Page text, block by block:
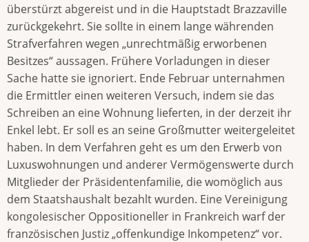
überstürzt abgereist und in die Hauptstadt Brazzaville
zurückgekehrt. Sie sollte in einem lange währenden
Strafverfahren wegen „unrechtmäßig erworbenen
Besitzes“ aussagen. Frühere Vorladungen in dieser
Sache hatte sie ignoriert. Ende Februar unternahmen
die Ermittler einen weiteren Versuch, indem sie das
Schreiben an eine Wohnung lieferten, in der derzeit ihr
Enkel lebt. Er soll es an seine Großmutter weitergeleitet
haben. In dem Verfahren geht es um den Erwerb von
Luxuswohnungen und anderer Vermögenswerte durch
Mitglieder der Präsidentenfamilie, die womöglich aus
dem Staatshaushalt bezahlt wurden. Eine Vereinigung
kongolesischer Oppositioneller in Frankreich warf der
französischen Justiz „offenkundige Inkompetenz“ vor.